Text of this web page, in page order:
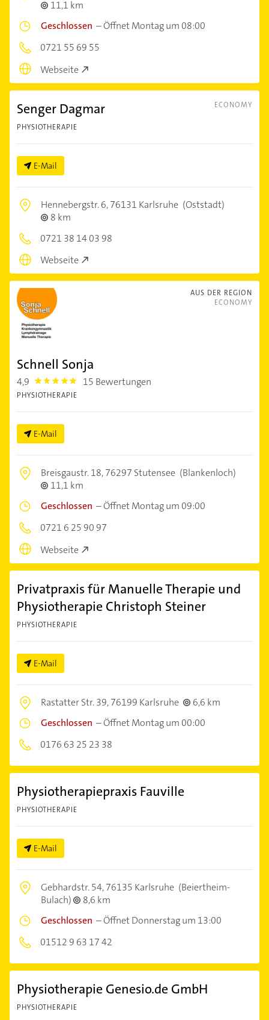
11,1 km
Geschlossen –Öffnet Montag um 08:00
0721 55 69 55
Webseite
ECONOMY
Senger Dagmar
PHYSIOTHERAPIE
E-Mail
Hennebergstr. 6,76131 Karlsruhe (Oststadt)
8 km
0721 38 14 03 98
Webseite
AUS DER REGION
ECONOMY
Schnell Sonja
4,9 4.9 15 Bewertungen
PHYSIOTHERAPIE
E-Mail
Breisgaustr. 18,76297 Stutensee (Blankenloch)
11,1 km
Geschlossen –Öffnet Montag um 09:00
0721 6 25 90 97
Webseite
Privatpraxis für Manuelle Therapie und
Physiotherapie Christoph Steiner
PHYSIOTHERAPIE
E-Mail
Rastatter Str. 39,76199 Karlsruhe
6,6 km
Geschlossen –Öffnet Montag um 00:00
0176 63 25 23 38
Physiotherapiepraxis Fauville
PHYSIOTHERAPIE
E-Mail
Gebhardstr. 54,76135 Karlsruhe (Beiertheim-
Bulach)
8,6 km
Geschlossen –Öffnet Donnerstag um 13:00
01512 9 63 17 42
Physiotherapie Genesio.de GmbH
PHYSIOTHERAPIE